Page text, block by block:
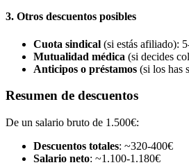
3. Otros descuentos posibles
Cuota sindical (si estás afiliado):
Mutualidad médica (si decides
Anticipos o préstamos (si los has
Resumen de descuentos
De un salario bruto de 1.500€:
Descuentos totales: ~320-400€
Salario neto: ~1.100-1.180€